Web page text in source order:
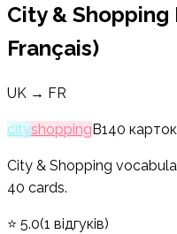
City & Shopping
Français)
UK → FR
cityshopping B140 карток
City & Shopping
40 cards.
⭐ 5.0(1 відгуків)